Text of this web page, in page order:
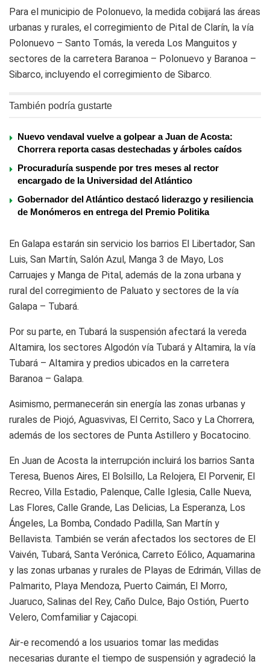
Para el municipio de Polonuevo, la medida cobijará las áreas
urbanas y rurales, el corregimiento de Pital de Clarín, la vía
Polonuevo – Santo Tomás, la vereda Los Manguitos y
sectores de la carretera Baranoa – Polonuevo y Baranoa –
Sibarco, incluyendo el corregimiento de Sibarco.
También podría gustarte
Nuevo vendaval vuelve a golpear a Juan de Acosta:
Chorrera reporta casas destechadas y árboles caídos
Procuraduría suspende por tres meses al rector
encargado de la Universidad del Atlántico
Gobernador del Atlántico destacó liderazgo y resiliencia
de Monómeros en entrega del Premio Politika
En Galapa estarán sin servicio los barrios El Libertador, San
Luis, San Martín, Salón Azul, Manga 3 de Mayo, Los
Carruajes y Manga de Pital, además de la zona urbana y
rural del corregimiento de Paluato y sectores de la vía
Galapa – Tubará.
Por su parte, en Tubará la suspensión afectará la vereda
Altamira, los sectores Algodón vía Tubará y Altamira, la vía
Tubará – Altamira y predios ubicados en la carretera
Baranoa – Galapa.
Asimismo, permanecerán sin energía las zonas urbanas y
rurales de Piojó, Aguasvivas, El Cerrito, Saco y La Chorrera,
además de los sectores de Punta Astillero y Bocatocino.
En Juan de Acosta la interrupción incluirá los barrios Santa
Teresa, Buenos Aires, El Bolsillo, La Relojera, El Porvenir, El
Recreo, Villa Estadio, Palenque, Calle Iglesia, Calle Nueva,
Las Flores, Calle Grande, Las Delicias, La Esperanza, Los
Ángeles, La Bomba, Condado Padilla, San Martín y
Bellavista. También se verán afectados los sectores de El
Vaivén, Tubará, Santa Verónica, Carreto Eólico, Aquamarina
y las zonas urbanas y rurales de Playas de Edrimán, Villas de
Palmarito, Playa Mendoza, Puerto Caimán, El Morro,
Juaruco, Salinas del Rey, Caño Dulce, Bajo Ostión, Puerto
Velero, Comfamiliar y Cajacopi.
Air-e recomendó a los usuarios tomar las medidas
necesarias durante el tiempo de suspensión y agradeció la